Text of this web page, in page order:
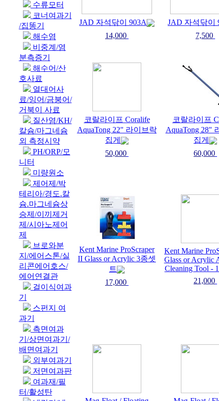
수류모터
코너여과기
/집똥기
해수염
비중계/염
분측증기
해수어/산
호사료
열대어사
료/잉어/금붕어/
거북이 사료
질산염/KH/
칼슘/마그네슘
외 측정시약
PH/ORP/모
니터
미량원소
제어제/박
테리아/경도.칼
슘.마그네슘상
승제/이끼제거
제/시아노제어
제
브로와분
지/에어스톤/실
리콘에어호스/
에어연결관
걸이식여과
기
스펀지 여
과기
측면여과
기/상면여과기/
배면여과기
외부여과기
저면여과판
여과재/필
터/활성탄
JAD 자석닦이 903A
14,000
JAD 자석닦이
7,500
코랄라이프 Coralife
AquaTong 22" 라이브락
집게
50,000
코랄라이프
AquaTong 28"
집게
60,000
Kent Marine ProScraper
II Glass or Acrylic 3종셋
트
17,000
Kent Marine
Glass or Acrylic
Cleaning Tool -
21,000